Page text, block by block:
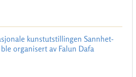
kunstutstillingen Sannhet-
organisert av Falun Dafa